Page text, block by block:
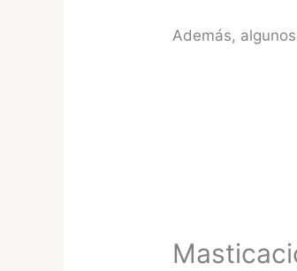
Además,